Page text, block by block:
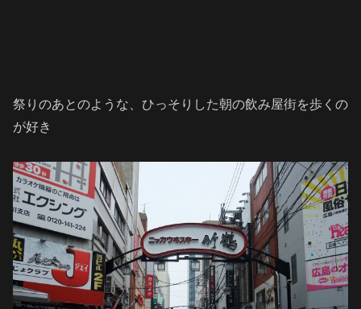
祭りのあとのような、ひっそりした朝の飲み屋街を歩くの
が好き